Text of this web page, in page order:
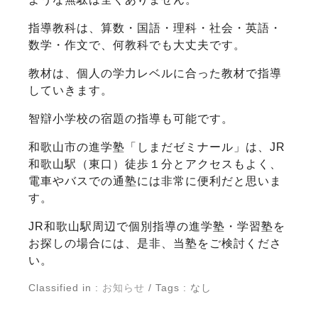
指導教科は、算数・国語・理科・社会・英語・
数学・作文で、何教科でも大丈夫です。
教材は、個人の学力レベルに合った教材で指導
していきます。
智辯小学校の宿題の指導も可能です。
和歌山市の進学塾「しまだゼミナール」は、JR
和歌山駅（東口）徒歩１分とアクセスもよく、
電車やバスでの通塾には非常に便利だと思いま
す。
JR和歌山駅周辺で個別指導の進学塾・学習塾を
お探しの場合には、是非、当塾をご検討くださ
い。
Classified in : お知らせ / Tags : なし